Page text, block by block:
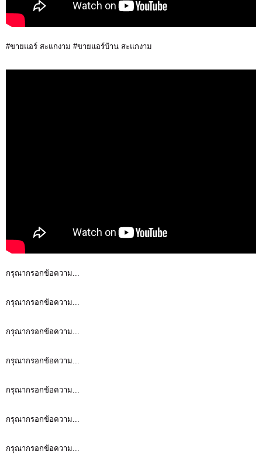
#ขายแอร์ สะแกงาม #ขายแอร์บ้าน สะแกงาม
กรุณากรอกข้อความ...
กรุณากรอกข้อความ...
กรุณากรอกข้อความ...
กรุณากรอกข้อความ...
กรุณากรอกข้อความ...
กรุณากรอกข้อความ...
กรุณากรอกข้อความ...